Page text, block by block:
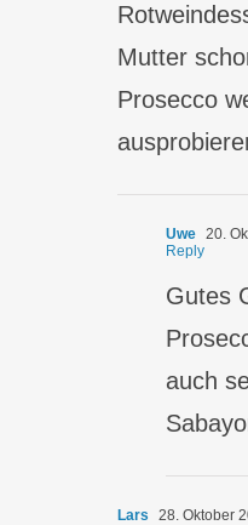
Mutter
Prosecco
Uwe 20.
Reply
Gutes
auch
Lars 28. Oktober